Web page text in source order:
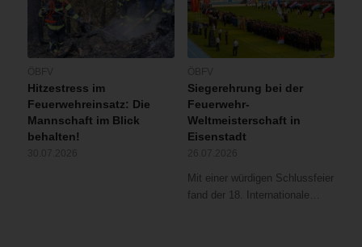
Hitzestress im
Feuerwehreinsatz: Die
Mannschaft im Blick
behalten!
Siegerehrung bei der
Feuerwehr-
Weltmeisterschaft in
Eisenstadt
Mit einer würdigen Schlussfeier
fand der 18. Internationale…